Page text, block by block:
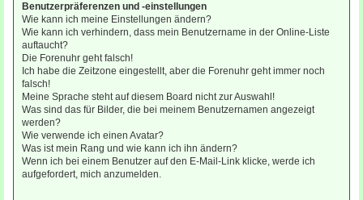
Benutzerpräferenzen und -einstellungen
Wie kann ich meine Einstellungen ändern?
Wie kann ich verhindern, dass mein Benutzername in der Online-Liste
auftaucht?
Die Forenuhr geht falsch!
Ich habe die Zeitzone eingestellt, aber die Forenuhr geht immer noch
falsch!
Meine Sprache steht auf diesem Board nicht zur Auswahl!
Was sind das für Bilder, die bei meinem Benutzernamen angezeigt
werden?
Wie verwende ich einen Avatar?
Was ist mein Rang und wie kann ich ihn ändern?
Wenn ich bei einem Benutzer auf den E-Mail-Link klicke, werde ich
aufgefordert, mich anzumelden.